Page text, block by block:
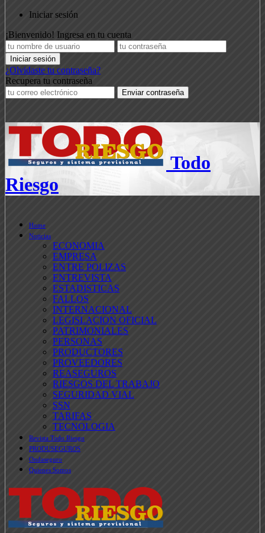
Iniciar sesión
¡Bienvenido! Ingresa en tu cuenta
¿Olvidaste tu contraseña?
Recupera tu contraseña
Todo
Riesgo
Home
Noticias
ECONOMIA
EMPRESA
ENTRE POLIZAS
ENTREVISTA
ESTADISTICAS
FALLOS
INTERNACIONAL
LEGISLACION OFICIAL
PATRIMONIALES
PERSONAS
PRODUCTORES
PROVEEDORES
REASEGUROS
RIESGOS DEL TRABAJO
SEGURIDAD VIAL
SSN
TARIFAS
TECNOLOGIA
Revista Todo Riesgo
PRODUSEGUROS
Ondaseguro
Quienes Somos